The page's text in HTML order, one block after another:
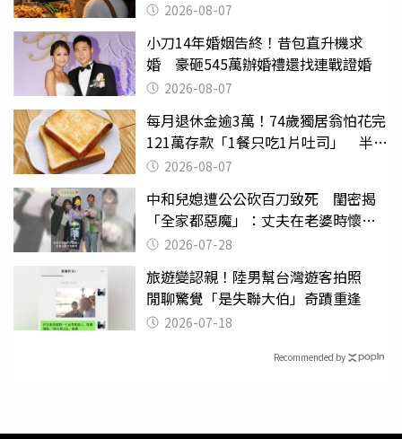
2026-08-07
小刀14年婚姻告終！昔包直升機求
婚 豪砸545萬辦婚禮還找連戰證婚
2026-08-07
每月退休金逾3萬！74歲獨居翁怕花完
121萬存款「1餐只吃1片吐司」 半年
後暴瘦嚇壞女兒
2026-08-07
中和兒媳遭公公砍百刀致死 閨密揭
「全家都惡魔」：丈夫在老婆時懷孕
摔東西
2026-07-28
旅遊變認親！陸男幫台灣遊客拍照
閒聊驚覺「是失聯大伯」奇蹟重逢
2026-07-18
Recommended by